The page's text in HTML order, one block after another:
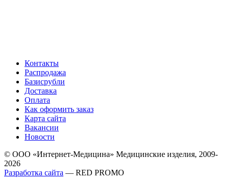
Контакты
Распродажа
Базисрубли
Доставка
Оплата
Как оформить заказ
Карта сайта
Вакансии
Новости
© ООО «Интернет-Медицина» Медицинские изделия, 2009-
2026
Разработка сайта — RED PROMO